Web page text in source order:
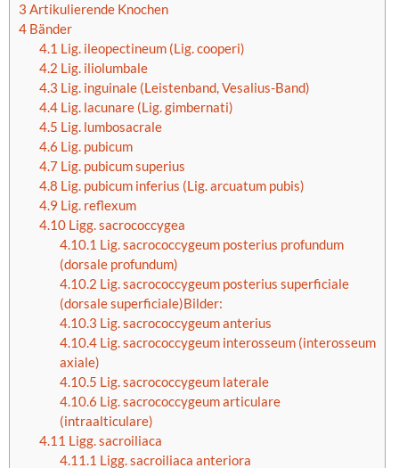
3 Artikulierende Knochen
4 Bänder
4.1 Lig. ileopectineum (Lig. cooperi)
4.2 Lig. iliolumbale
4.3 Lig. inguinale (Leistenband, Vesalius-Band)
4.4Lig. lacunare (Lig. gimbernati)
4.5 Lig. lumbosacrale
4.6 Lig. pubicum
4.7Lig. pubicum superius
4.8 Lig. pubicum inferius (Lig. arcuatum pubis)
4.9 Lig. reflexum
4.10Ligg. sacrococcygea
4.10.1 Lig. sacrococcygeum posterius profundum
(dorsale profundum)
4.10.2 Lig. sacrococcygeum posterius superficiale
(dorsale superficiale)Bilder:
4.10.3 Lig. sacrococcygeum anterius
4.10.4Lig. sacrococcygeum interosseum (interosseum
axiale)
4.10.5 Lig. sacrococcygeum laterale
4.10.6 Lig. sacrococcygeum articulare
(intraalticulare)
4.11 Ligg. sacroiliaca
4.11.1 Ligg. sacroiliaca anteriora